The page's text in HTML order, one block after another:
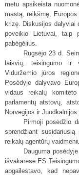
metu apsikeista
mastą, reikšmę,
krizę. Diskusijos dalyviai
poveikio Lietuvai, taip
pabėgėlius.
Rugsėjo 23 d.
laisvių, teisingumo ir
Viduržemio jūros
Posėdyje dalyvavo
vidaus reikalų
parlamentų atstovų,
Norvegijos ir
Pirmoji posėdžio
sprendžiant
reikalų agentūrų
Dauguma
išvakarėse ES
apgailestavo, kad